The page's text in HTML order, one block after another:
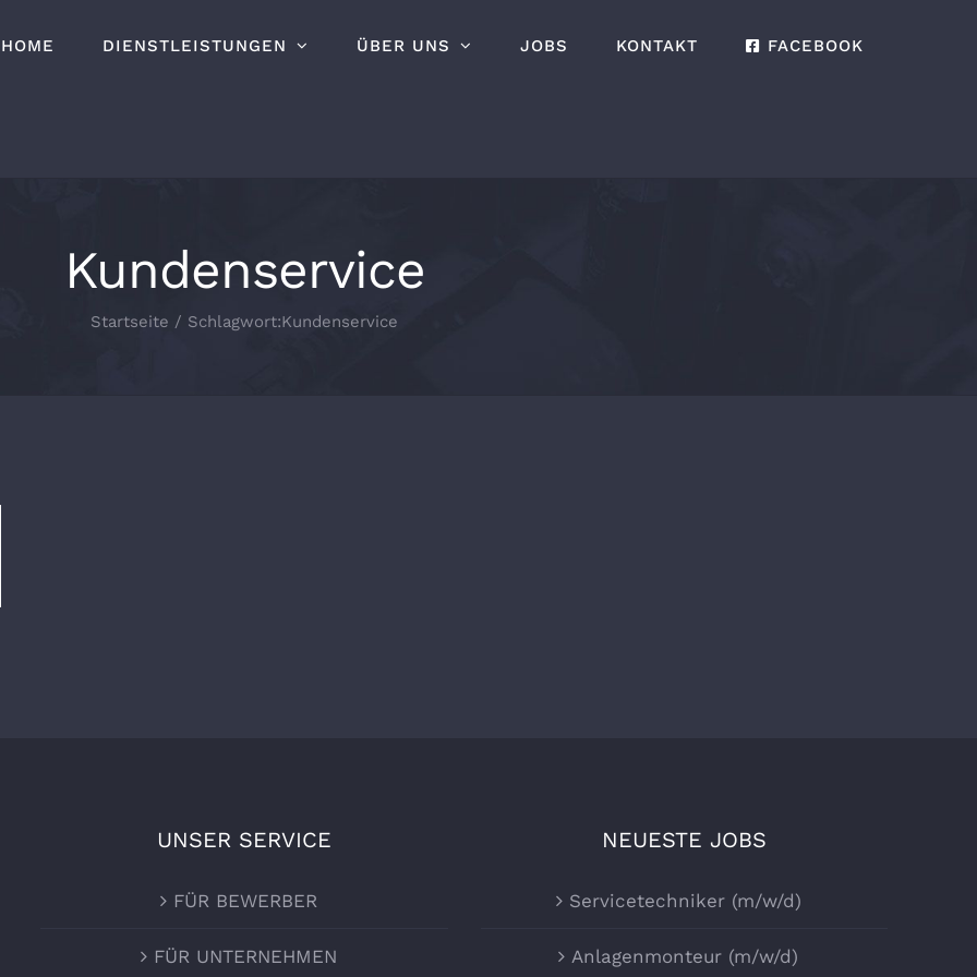
HOME DIENSTLEISTUNGEN ÜBER UNS JOBS KONTAKT FACEBOOK
Kundenservice
Startseite / Schlagwort:Kundenservice
UNSER SERVICE
FÜR BEWERBER
FÜR UNTERNEHMEN
NEUESTE JOBS
Servicetechniker (m/w/d)
Anlagenmonteur (m/w/d)